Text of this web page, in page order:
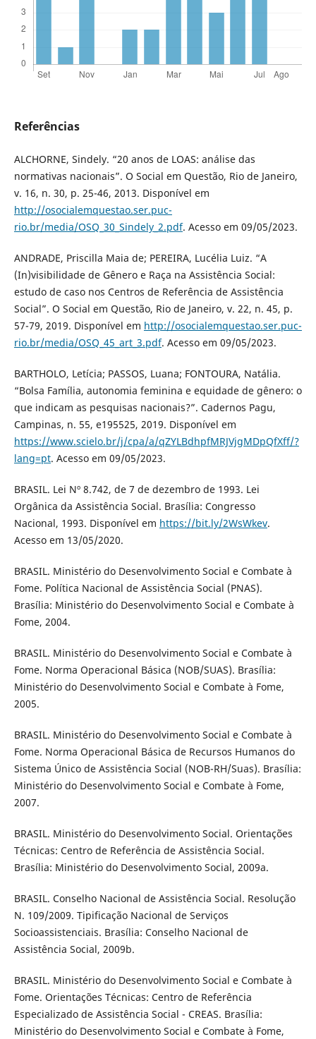
Referências
ALCHORNE, Sindely. “20 anos de LOAS: análise das
normativas nacionais”. O Social em Questão, Rio de Janeiro,
v. 16, n. 30, p. 25-46, 2013. Disponível em
http://osocialemquestao.ser.puc-
rio.br/media/OSQ_30_Sindely_2.pdf. Acesso em 09/05/2023.
ANDRADE, Priscilla Maia de; PEREIRA, Lucélia Luiz. “A
(In)visibilidade de Gênero e Raça na Assistência Social:
estudo de caso nos Centros de Referência de Assistência
Social”. O Social em Questão, Rio de Janeiro, v. 22, n. 45, p.
57-79, 2019. Disponível em http://osocialemquestao.ser.puc-
rio.br/media/OSQ_45_art_3.pdf. Acesso em 09/05/2023.
BARTHOLO, Letícia; PASSOS, Luana; FONTOURA, Natália.
“Bolsa Família, autonomia feminina e equidade de gênero: o
que indicam as pesquisas nacionais?”. Cadernos Pagu,
Campinas, n. 55, e195525, 2019. Disponível em
https://www.scielo.br/j/cpa/a/qZYLBdhpfMRJVjgMDpQfXff/?
lang=pt. Acesso em 09/05/2023.
BRASIL. Lei Nº 8.742, de 7 de dezembro de 1993. Lei
Orgânica da Assistência Social. Brasília: Congresso
Nacional, 1993. Disponível em https://bit.ly/2WsWkev.
Acesso em 13/05/2020.
BRASIL. Ministério do Desenvolvimento Social e Combate à
Fome. Política Nacional de Assistência Social (PNAS).
Brasília: Ministério do Desenvolvimento Social e Combate à
Fome, 2004.
BRASIL. Ministério do Desenvolvimento Social e Combate à
Fome. Norma Operacional Básica (NOB/SUAS). Brasília:
Ministério do Desenvolvimento Social e Combate à Fome,
2005.
BRASIL. Ministério do Desenvolvimento Social e Combate à
Fome. Norma Operacional Básica de Recursos Humanos do
Sistema Único de Assistência Social (NOB-RH/Suas). Brasília:
Ministério do Desenvolvimento Social e Combate à Fome,
2007.
BRASIL. Ministério do Desenvolvimento Social. Orientações
Técnicas: Centro de Referência de Assistência Social.
Brasília: Ministério do Desenvolvimento Social, 2009a.
BRASIL. Conselho Nacional de Assistência Social. Resolução
N. 109/2009. Tipificação Nacional de Serviços
Socioassistenciais. Brasília: Conselho Nacional de
Assistência Social, 2009b.
BRASIL. Ministério do Desenvolvimento Social e Combate à
Fome. Orientações Técnicas: Centro de Referência
Especializado de Assistência Social - CREAS. Brasília:
Ministério do Desenvolvimento Social e Combate à Fome,